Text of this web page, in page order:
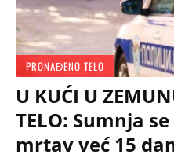
PRONAĐENO TELO
U KUĆI U
TELO: Sumnja
mrtav već 15